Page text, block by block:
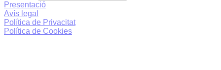
Presentació
Avís legal
Política de Privacitat
Política de Cookies